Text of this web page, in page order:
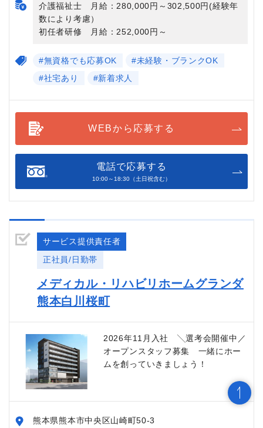
介護福祉士 月給：280,000円～302,500円(経験年
数により考慮）
初任者研修 月給：252,000円～
#無資格でも応募OK
#未経験・ブランクOK
#社宅あり
#新着求人
WEBから応募する
電話で応募する
10:00～18:30（土日祝含む）
サービス提供責任者
正社員/日勤帯
メディカル・リハビリホームグランダ
熊本白川桜町
2026年11月入社 ╲選考会開催中／
オープンスタッフ募集 一緒にホー
ムを創っていきましょう！
熊本県熊本市中央区山崎町50-3